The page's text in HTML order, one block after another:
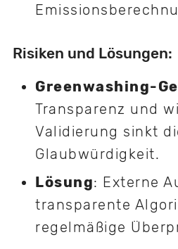
Risiken und Lösungen:
Greenwashing-
Transparenz und
Validierung sinkt
Glaubwürdigkeit.
Lösung: Externe
transparente
regelmäßige